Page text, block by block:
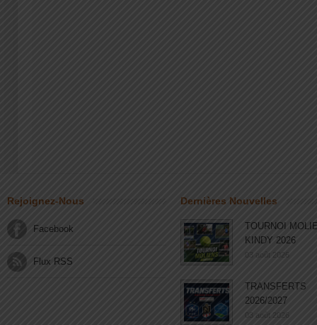
Rejoignez-Nous
Facebook
Flux RSS
Dernières Nouvelles
TOURNOI
KINDY 2026
03 août 2026
TRANSFERTS
2026/2027
03 août 2026